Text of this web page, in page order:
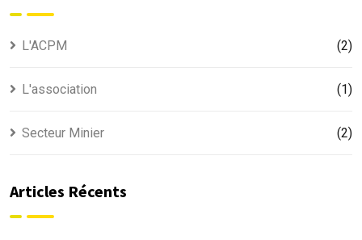
L'ACPM (2)
L'association (1)
Secteur Minier (2)
Articles Récents